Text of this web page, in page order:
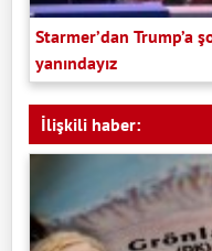
Starmer’dan Trump’a
yanındayız
İlişkili haber: